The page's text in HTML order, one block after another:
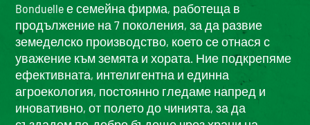
Bonduelle е семейна фирма, работеща в
продължение на 7 поколения, за да развие
земеделско производство, което се отнася с
уважение към земята и хората. Ние подкрепяме
ефективната, интелигентна и единна
агроекология, постоянно гледаме напред и
иновативно, от полето до чинията, за да